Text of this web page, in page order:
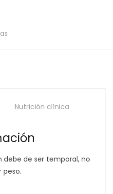
Nutrición clínica
debe de ser temporal, no
peso.